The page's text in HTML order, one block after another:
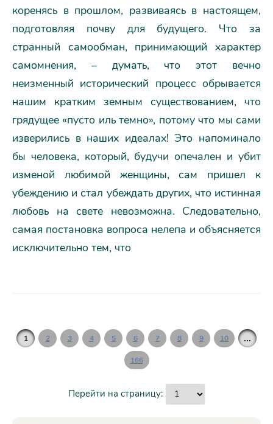
коренясь в прошлом, развиваясь в настоящем,
подготовляя почву для будущего. Что за
странный самообман, принимающий характер
самомнения, – думать, что этот вечно
неизменный исторический процесс обрывается
нашим кратким земным существованием, что
грядущее «пусто иль темно», потому что мы сами
изверились в наших идеалах! Это напоминало
бы человека, который, будучи опечален и убит
изменой любимой женщины, сам пришел к
убеждению и стал убеждать других, что истинная
любовь на свете невозможна. Следовательно,
самая постановка вопроса нелепа и объясняется
исключительно тем, что
1 2 3 4 5 6 7 8 9 10 ...
166
Перейти на страницу: